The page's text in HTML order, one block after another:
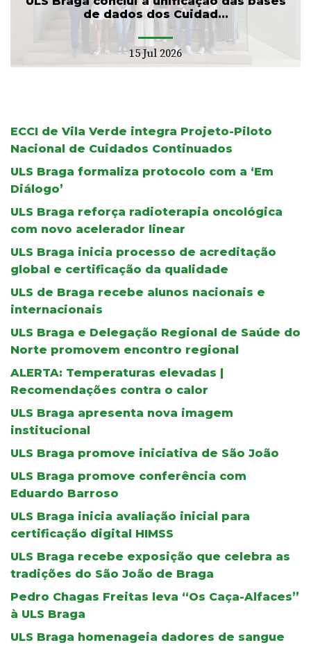
de dados dos Cuidad...
15 Jul 2026
ECCI de Vila Verde integra Projeto-Piloto
Nacional de Cuidados Continuados
ULS Braga formaliza protocolo com a ‘Em
Diálogo’
ULS Braga reforça radioterapia oncológica
com novo acelerador linear
ULS Braga inicia processo de acreditação
global e certificação da qualidade
ULS de Braga recebe alunos nacionais e
internacionais
ULS Braga e Delegação Regional de Saúde do
Norte promovem encontro regional
ALERTA: Temperaturas elevadas |
Recomendações contra o calor
ULS Braga apresenta nova imagem
institucional
ULS Braga promove iniciativa de São João
ULS Braga promove conferência com
Eduardo Barroso
ULS Braga inicia avaliação inicial para
certificação digital HIMSS
ULS Braga recebe exposição que celebra as
tradições do São João de Braga
Pedro Chagas Freitas leva “Os Caça-Alfaces”
à ULS Braga
ULS Braga homenageia dadores de sangue